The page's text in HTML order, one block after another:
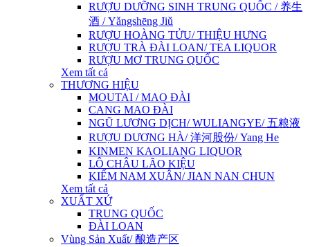
RƯỢU DƯỠNG SINH TRUNG QUỐC / 养生
酒 / Yǎngshēng Jiǔ
RƯỢU HOÀNG TỬU/ THIỆU HƯNG
RƯỢU TRÀ ĐÀI LOAN/ TEA LIQUOR
RƯỢU MƠ TRUNG QUỐC
Xem tất cả
THƯƠNG HIỆU
MOUTAI / MAO ĐÀI
CANG MAO ĐÀI
NGŨ LƯƠNG DỊCH/ WULIANGYE/ 五粮液
RƯỢU DƯƠNG HÀ/ 洋河股份/ Yang He
KINMEN KAOLIANG LIQUOR
LÔ CHÂU LÃO KIỆU
KIẾM NAM XUÂN/ JIAN NAN CHUN
Xem tất cả
XUẤT XỨ
TRUNG QUỐC
ĐÀI LOAN
Vùng Sản Xuất/ 酿造产区